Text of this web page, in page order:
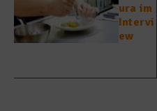
ura im
Intervi
ew